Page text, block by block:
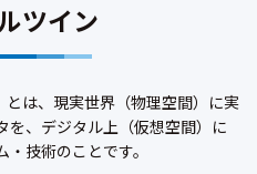
ツイン
は、現実世界（物理空間）に実
を、デジタル上（仮想空間）に
技術のことです。